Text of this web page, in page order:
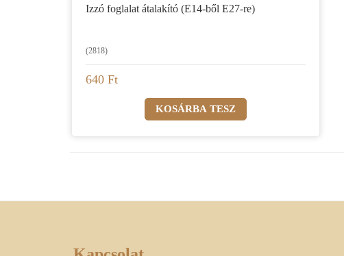
Izzó foglalat átalakító (E14-ből E27-re)
(2818)
640 Ft